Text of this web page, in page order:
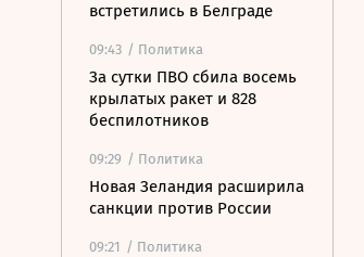
встретились в Белграде
09:43 / Политика
За сутки ПВО сбила восемь
крылатых ракет и 828
беспилотников
09:29 / Политика
Новая Зеландия расширила
санкции против России
09:21 / Политика